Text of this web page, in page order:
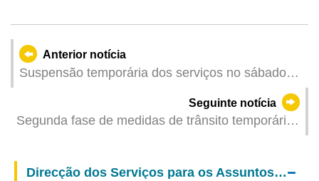
Anterior notícia
Suspensão temporária dos serviços no sábado
Direcção dos Serviços de Obras Públicas
Seguinte notícia
Segunda fase de medidas de trânsito temporárias
Novembro Prazo global da obra mantém-se
inalterado
Direcção dos Serviços para os Assuntos de Tráfego